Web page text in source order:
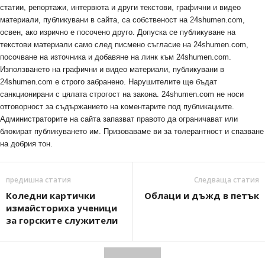
статии, репортажи, интервюта и други текстови, графични и видео
материали, публикувани в сайта, са собственост на 24shumen.com,
освен, ако изрично е посочено друго. Допуска се публикуване на
текстови материали само след писмено съгласие на 24shumen.com,
посочване на източника и добавяне на линк към 24shumen.com.
Използването на графични и видео материали, публикувани в
24shumen.com е строго забранено. Нарушителите ще бъдат
санкционирани с цялата строгост на закона. 24shumen.com не носи
отговорност за съдържанието на коментарите под публикациите.
Администраторите на сайта запазват правото да ограничават или
блокират публикуването им. Призоваваме ви за толерантност и спазване
на добрия тон.
предишна статия
Коледни картички
измайсториха ученици
за горските служители
Следваща статия
Облаци и дъжд в петък